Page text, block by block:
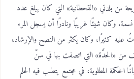
من بلدتي «القحطانية» التي كان يبلغ عدد
حوالي 12 ألف نسمة. وكان شيئًا غريبًا ونادرًا أن يسجل المرء
كثيرًا، وكان يكثر من النصح والإرشاد،
من «الحدَّة» التي اتصفت بها في سنّ
الحكمة المطلوبة، في مجتمع يتطلب فيه الحلم